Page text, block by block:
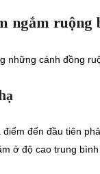
ngắm ruộng
những cánh đồng
đến đầu tiên
ở độ cao trung